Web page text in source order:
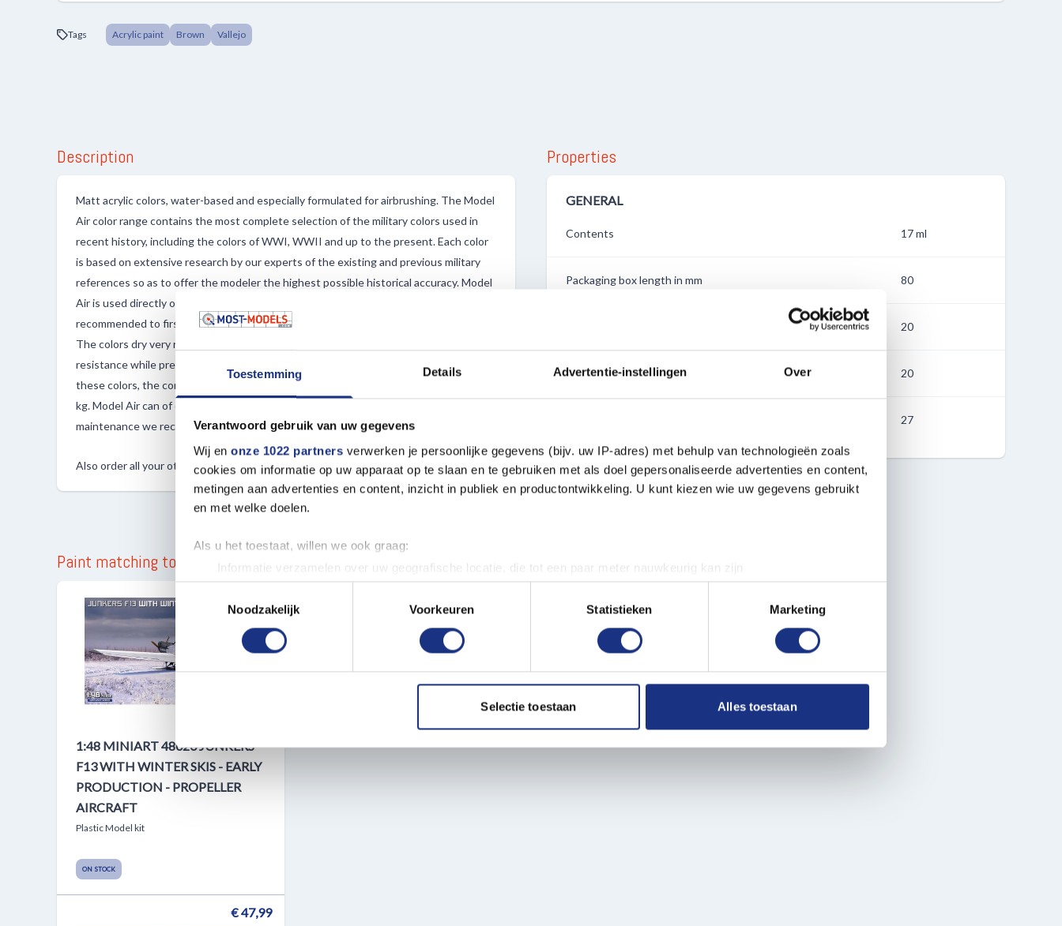
Toestemming Details Advertentie-instellingen Over
Verantwoord gebruik van uw gegevens
Wij en onze 1022 partners verwerken je persoonlijke gegevens (bijv. uw IP-adres) met behulp van technologieën zoals
cookies om informatie op uw apparaat op te slaan en te gebruiken met als doel gepersonaliseerde advertenties en content,
metingen aan advertenties en content, inzicht in publiek en productontwikkeling. U kunt kiezen wie uw gegevens gebruikt
en met welke doelen.
Als u het toestaat, willen we ook graag:
Informatie verzamelen over uw geografische locatie, die tot een paar meter nauwkeurig kan zijn
Uw apparaat identificeren door het actief te scannen op specifieke eigenschappen (fingerprinting)
Lees meer over hoe uw persoonlijke gegevens worden verwerkt en stel uw voorkeuren in het
detailgedeeltein. U kunt uw
toestemming op elk moment wijzigen of intrekken in de Cookieverklaring.
websiteverkeer te analyseren. Ook delen we informatie over uw gebruik van onze site met onze partners voor social
media, adverteren en analyse. Deze partners kunnen deze gegevens combineren met andere informatie die u aan ze heeft
Noodzakelijk
Voorkeuren Statistieken Marketing
Selectie toestaan Alles toestaan
Tags Acrylic paint Brown Vallejo
Description
Matt acrylic colors, water-based and especially formulated for airbrushing. The Model
Air color range contains the most complete selection of the military colors used in
recent history, including the colors of WWI, WWII and up to the present. Each color
is based on extensive research by our experts of the existing and previous military
references so as to offer the modeler the highest possible historical accuracy. Model
Air is used directly or diluted with Vallejo Airbrush Thinner or Flow Improver. It is
recommended to first prime the surface, and then apply Model Air in several layers.
The colors dry very rapidly and form a homogenous paint film of extraordinary
resistance while preserving even the smallest detail of the model. For airbrushing
these colors, the compressor air pressure is recommended at 15 - 20 PSI or 0.5 to 1
kg. Model Air can of course also be applied with a brush. For correct airbrush
maintenance we recommend using the Vallejo Airbrush Cleaner.
Also order all your other Vallejo products at Most-Models.com!
Properties
GENERAL
Contents 17 ml
Packaging box length in mm 80
20
Packaging box height in mm 20
27
Paint matching to
1:48 MINIART 48020 JUNKERS
F13 WITH WINTER SKIS - EARLY
PRODUCTION - PROPELLER
AIRCRAFT
Plastic Model kit
ON STOCK
€ 47,99